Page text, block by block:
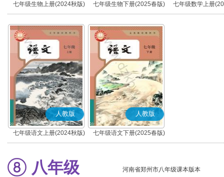
七年级生物上册(2024秋版) 七年级生物下册(2025春版) 七年级数学上册
人教版
七年级语文上册(2024秋版)
(部编版)
人教版
七年级语文下册(2025春版)
(部编版)
八年级 河南省郑州市八年级课本版本